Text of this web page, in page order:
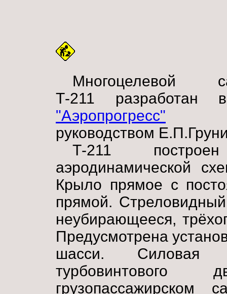
Многоцелевой
Т-211
"Аэропрогресс"
руководством
Т-211
аэродинамической
Крыло прямое с
прямой.
неубирающееся,
Предусмотрена
шасси. Силовая
турбовинтового
грузопассажирском